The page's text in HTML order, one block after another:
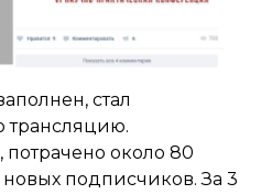
стал
трансляцию.
около 80
подписчиков. За 3